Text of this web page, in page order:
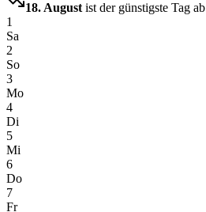
18. August ist der günstigste Tag ab
1
Sa
2
So
3
Mo
4
Di
5
Mi
6
Do
7
Fr